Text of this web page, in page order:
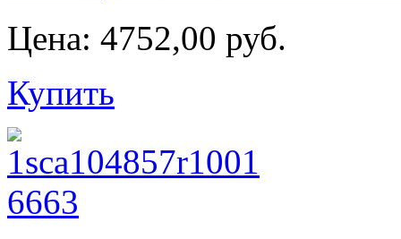
Цена: 4752,00 руб.
Купить